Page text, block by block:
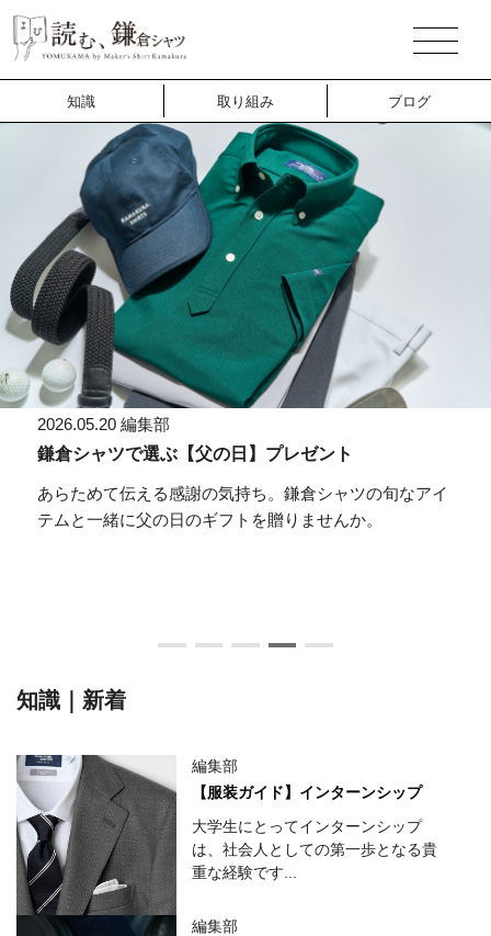
知識 取り組み ブログ
2026.05.12 編集部
ビジネスシーンにおける「ノーネクタイ」の基本マ
近年、ビジネスシーンにおいて「クールビズ」や「働き
知識｜新着
編集部
【服装ガイド】インターンシップ
大学生にとってインターンシップ
は、社会人としての第一歩となる貴
重な経験です...
編集部